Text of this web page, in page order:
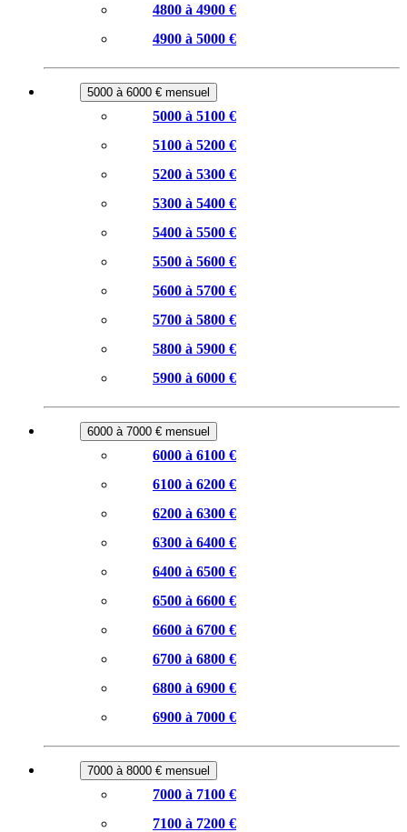
4800 à 4900 €
4900 à 5000 €
5000 à 6000 € mensuel
5000 à 5100 €
5100 à 5200 €
5200 à 5300 €
5300 à 5400 €
5400 à 5500 €
5500 à 5600 €
5600 à 5700 €
5700 à 5800 €
5800 à 5900 €
5900 à 6000 €
6000 à 7000 € mensuel
6000 à 6100 €
6100 à 6200 €
6200 à 6300 €
6300 à 6400 €
6400 à 6500 €
6500 à 6600 €
6600 à 6700 €
6700 à 6800 €
6800 à 6900 €
6900 à 7000 €
7000 à 8000 € mensuel
7000 à 7100 €
7100 à 7200 €